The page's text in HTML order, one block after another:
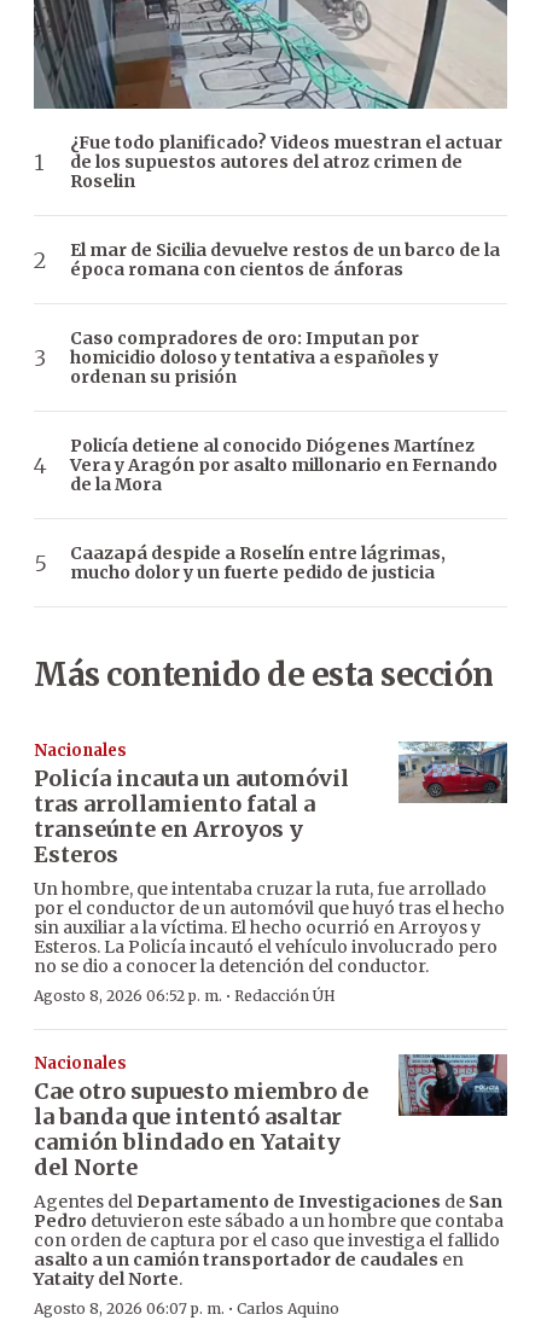
¿Fue todo planificado? Videos muestran el actuar
de los supuestos autores del atroz crimen de
Roselin
El mar de Sicilia devuelve restos de un barco de la
época romana con cientos de ánforas
Caso compradores de oro: Imputan por
homicidio doloso y tentativa a españoles y
ordenan su prisión
Policía detiene al conocido Diógenes Martínez
Vera y Aragón por asalto millonario en Fernando
de la Mora
Caazapá despide a Roselín entre lágrimas,
mucho dolor y un fuerte pedido de justicia
Más contenido de esta sección
Nacionales
Policía incauta un automóvil
tras arrollamiento fatal a
transeúnte en Arroyos y
Esteros
Un hombre, que intentaba cruzar la ruta, fue arrollado
por el conductor de un automóvil que huyó tras el hecho
sin auxiliar a la víctima. El hecho ocurrió en Arroyos y
Esteros. La Policía incautó el vehículo involucrado pero
no se dio a conocer la detención del conductor.
Agosto 8, 2026 06:52 p. m. · Redacción ÚH
Nacionales
Cae otro supuesto miembro de
la banda que intentó asaltar
camión blindado en Yataity
del Norte
Agentes del Departamento de Investigaciones de San
Pedro detuvieron este sábado a un hombre que contaba
con orden de captura por el caso que investiga el fallido
asalto a un camión transportador de caudales en
Yataity del Norte.
Agosto 8, 2026 06:07 p. m. · Carlos Aquino